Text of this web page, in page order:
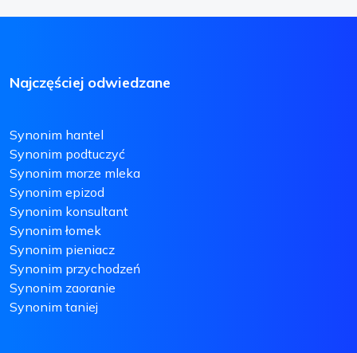
Najczęściej odwiedzane
Synonim hantel
Synonim podtuczyć
Synonim morze mleka
Synonim epizod
Synonim konsultant
Synonim łomek
Synonim pieniacz
Synonim przychodzeń
Synonim zaoranie
Synonim taniej